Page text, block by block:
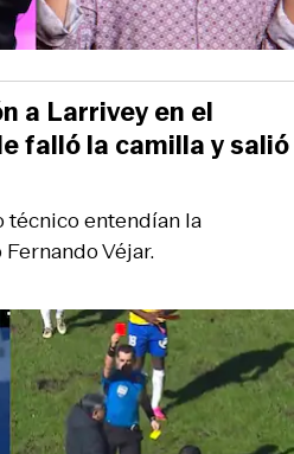
entendían la
Véjar.
a Larrivey en el
falló la camilla y salió